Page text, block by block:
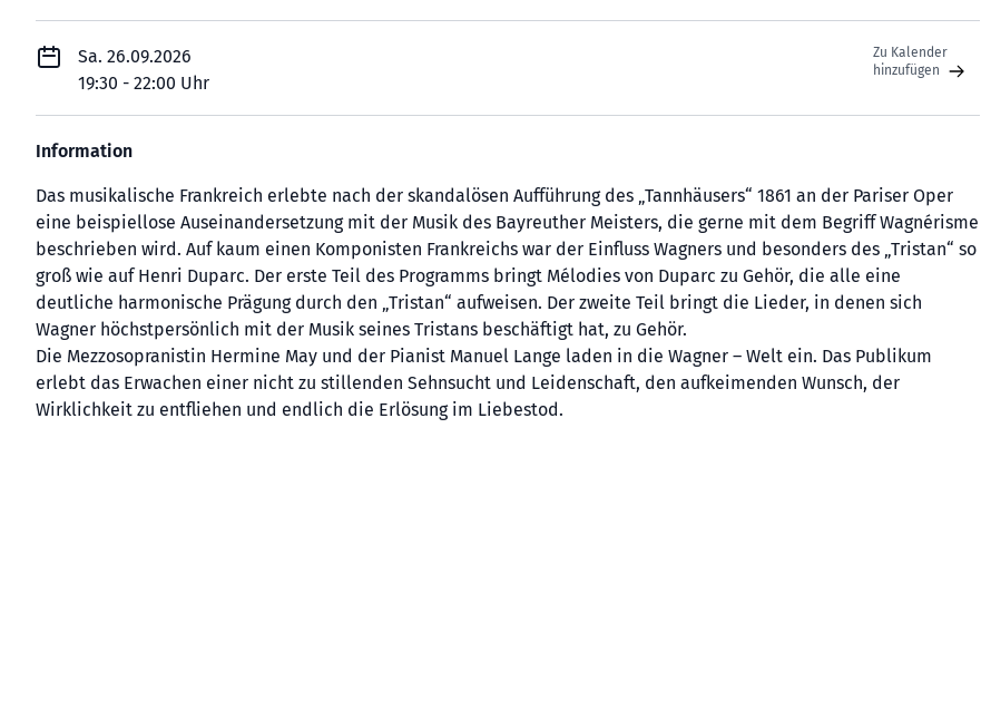
Sa. 26.09.2026
19:30 - 22:00 Uhr
Zu Kalender
hinzufügen
Information
Das musikalische Frankreich erlebte nach der skandalösen Aufführung des „Tannhäusers“ 1861 an der Pariser Oper
eine beispiellose Auseinandersetzung mit der Musik des Bayreuther Meisters, die gerne mit dem Begriff Wagnérisme
beschrieben wird. Auf kaum einen Komponisten Frankreichs war der Einfluss Wagners und besonders des „Tristan“ so
groß wie auf Henri Duparc. Der erste Teil des Programms bringt Mélodies von Duparc zu Gehör, die alle eine
deutliche harmonische Prägung durch den „Tristan“ aufweisen. Der zweite Teil bringt die Lieder, in denen sich
Wagner höchstpersönlich mit der Musik seines Tristans beschäftigt hat, zu Gehör.
Die Mezzosopranistin Hermine May und der Pianist Manuel Lange laden in die Wagner – Welt ein. Das Publikum
erlebt das Erwachen einer nicht zu stillenden Sehnsucht und Leidenschaft, den aufkeimenden Wunsch, der
Wirklichkeit zu entfliehen und endlich die Erlösung im Liebestod.